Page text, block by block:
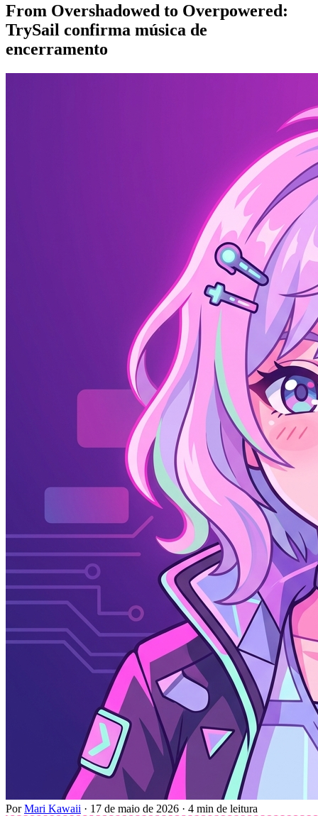
From Overshadowed to Overpowered:
TrySail confirma música de
encerramento
PorMari Kawaii · 17 de maio de 2026 · 4 min de leitura